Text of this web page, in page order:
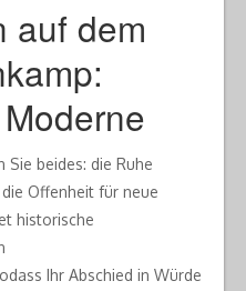
auf dem
Sie beides: die Ruhe
Offenheit für neue
historische
Ihr Abschied in Würde